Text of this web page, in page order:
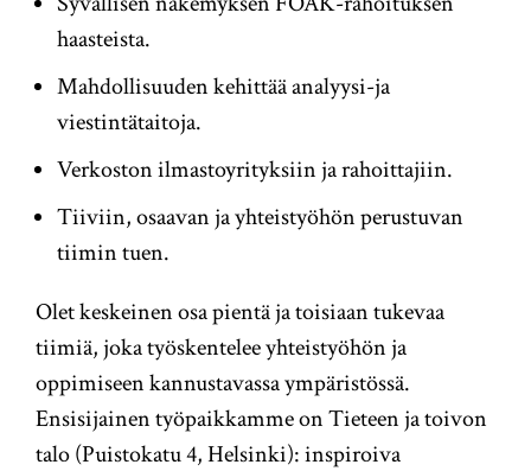
haasteista.
Mahdollisuuden kehittää analyysi-ja
viestintätaitoja.
Verkoston ilmastoyrityksiin ja rahoittajiin.
Tiiviin, osaavan ja yhteistyöhön perustuvan
tiimin tuen.
Olet keskeinen osa pientä ja toisiaan tukevaa
tiimiä, joka työskentelee yhteistyöhön ja
oppimiseen kannustavassa ympäristössä.
Ensisijainen työpaikkamme on Tieteen ja toivon
talo (Puistokatu 4, Helsinki): inspiroiva